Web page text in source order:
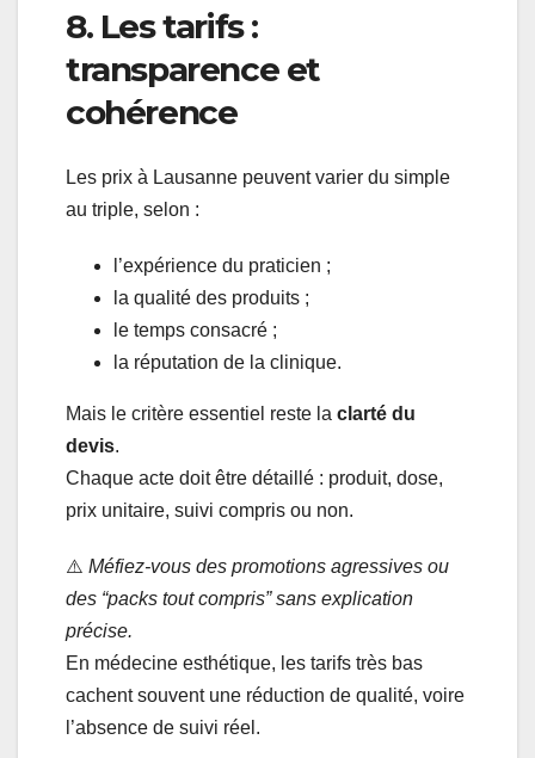
8. Les tarifs :
transparence et
cohérence
Les prix à Lausanne peuvent varier du simple
au triple, selon :
l’expérience du praticien ;
la qualité des produits ;
le temps consacré ;
la réputation de la clinique.
Mais le critère essentiel reste la clarté du
devis.
Chaque acte doit être détaillé : produit, dose,
prix unitaire, suivi compris ou non.
⚠️ Méfiez-vous des promotions agressives ou
des “packs tout compris” sans explication
précise.
En médecine esthétique, les tarifs très bas
cachent souvent une réduction de qualité, voire
l’absence de suivi réel.